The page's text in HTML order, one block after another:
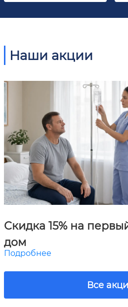
Наши акции
Скидка 15% на
дом
Подробнее
Все